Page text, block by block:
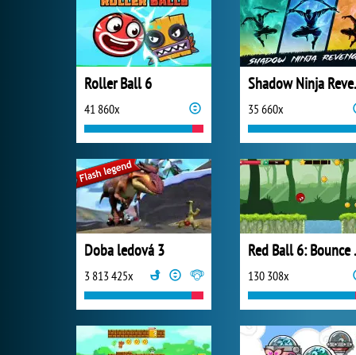
Roller Ball 6
41 860x 35 660x
Doba ledová 3
3 813 425x 130 308x